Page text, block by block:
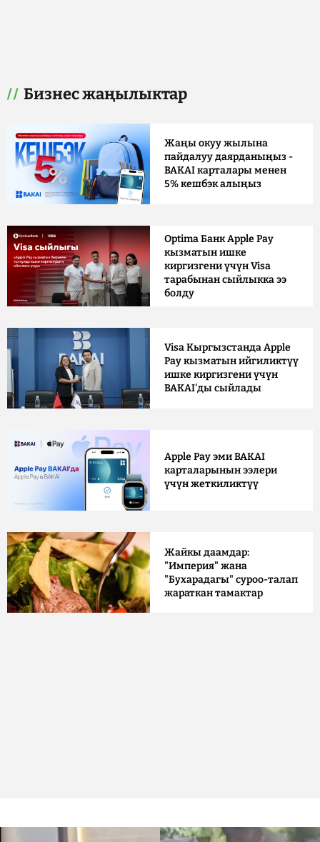
Бизнес жаңылыктар
Жаңы окуу жылына
пайдалуу даярданыңыз -
BAKAI карталары менен
5% кешбэк алыңыз
Optima Банк Apple Pay
кызматын ишке
киргизгени үчүн Visa
тарабынан сыйлыкка ээ
болду
Visa Кыргызстанда Apple
Pay кызматын ийгиликтүү
ишке киргизгени үчүн
BAKAI'ды сыйлады
Apple Pay эми BAKAI
карталарынын ээлери
үчүн жеткиликтүү
Жайкы даамдар:
"Империя" жана
"Бухарадагы" суроо-талап
жараткан тамактар